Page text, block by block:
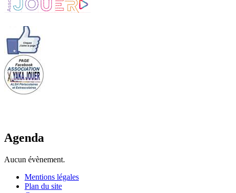
Agenda
Aucun évènement.
Mentions légales
Plan du site